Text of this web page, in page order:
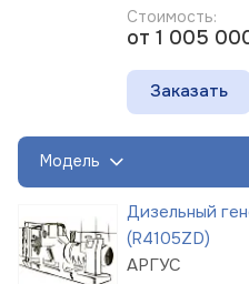
Стоимость:
от 1 005
Заказать
Модель
Дизельный
(R4105ZD)
АРГУС